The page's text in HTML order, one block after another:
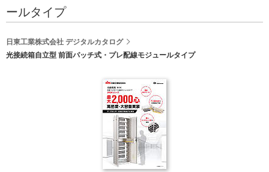
ールタイプ
日東工業株式会社 デジタルカタログ
光接続箱自立型 前面パッチ式・プレ配線モジュールタイプ